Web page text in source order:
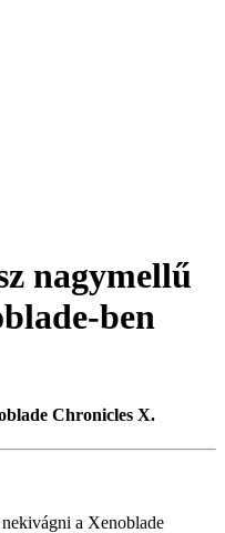
nagymellű
ben
Chronicles X.
a Xenoblade